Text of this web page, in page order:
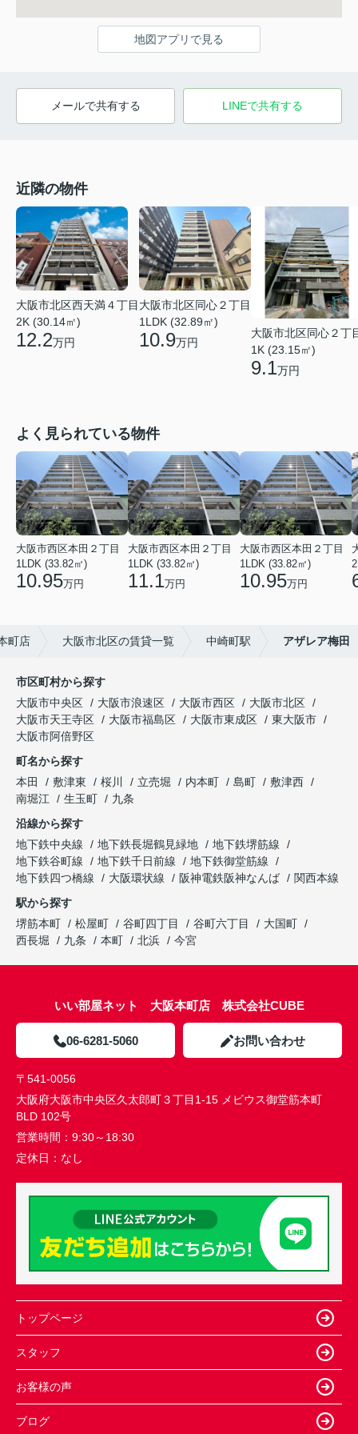
地図アプリで見る
メールで共有する LINEで共有する
近隣の物件
大阪市北区西天満４丁目
2K (30.14㎡)
12.2万円
大阪市北区同心２丁目
1LDK (32.89㎡)
10.9万円
大阪市北区同心２丁
1K (23.15㎡)
9.1万円
よく見られている物件
大阪市西区本田２丁目
1LDK (33.82㎡)
10.95万円
大阪市西区本田２丁目
1LDK (33.82㎡)
11.1万円
大阪市西区本田２丁目
1LDK (33.82㎡)
10.95万円
町店 大阪市北区の賃貸一覧 中崎町駅 アザレア梅田
市区町村から探す
大阪市中央区
大阪市浪速区 大阪市西区
大阪市北区
大阪市天王寺区
大阪市福島区 大阪市東成区
東大阪市
大阪市阿倍野区
町名から探す
本田
敷津東 桜川 立売堀 内本町 島町
敷津西
南堀江
生玉町
九条
沿線から探す
地下鉄中央線
地下鉄長堀鶴見緑地
地下鉄堺筋線
地下鉄谷町線
地下鉄千日前線
地下鉄御堂筋線
地下鉄四つ橋線
大阪環状線 阪神電鉄阪神なんば
関西本線
駅から探す
堺筋本町
松屋町 谷町四丁目 谷町六丁目
大国町
西長堀
九条 本町 北浜 今宮
いい部屋ネット 大阪本町店 株式会社CUBE
06-6281-5060 お問い合わせ
〒541-0056
大阪府大阪市中央区久太郎町３丁目1-15 メビウス御堂筋本町
BLD 102号
営業時間： 9:30～18:30
定休日： なし
トップページ
スタッフ
お客様の声
ブログ